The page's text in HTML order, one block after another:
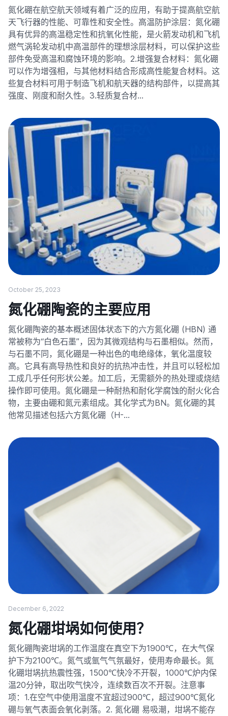
氮化硼在航空航天领域有着广泛的应用，有助于提高航空航
天飞行器的性能、可靠性和安全性。高温防护涂层：氮化硼
具有优异的高温稳定性和抗氧化性能，是火箭发动机和飞机
燃气涡轮发动机中高温部件的理想涂层材料，可以保护这些
部件免受高温和腐蚀环境的影响。2.增强复合材料：氮化硼
可以作为增强相，与其他材料结合形成高性能复合材料。这
些复合材料可用于制造飞机和航天器的结构部件，以提高其
强度、刚度和耐久性。3.轻质复合材…
October 25, 2023
氮化硼陶瓷的主要应用
氮化硼陶瓷的基本概述固体状态下的六方氮化硼 (HBN) 通
常被称为“白色石墨”，因为其微观结构与石墨相似。然而，
与石墨不同，氮化硼是一种出色的电绝缘体，氧化温度较
高。它具有高导热性和良好的抗热冲击性，并且可以轻松加
工成几乎任何形状公差。加工后，无需额外的热处理或烧结
操作即可使用。氮化硼是一种耐热和耐化学腐蚀的耐火化合
物，主要由硼和氮元素组成。其化学式为BN。氮化硼的其
他常见描述包括六方氮化硼（H-…
December 6, 2022
氮化硼坩埚如何使用？
氮化硼陶瓷坩埚的工作温度在真空下为1900℃，在大气保
护下为2100℃。氮气或氩气气氛最好，使用寿命最长。氮
化硼坩埚抗热震性强，1500℃快冷不开裂，1000℃炉内保
温20分钟，取出吹气快冷，连续数百次不开裂。注意事
项：1.在空气中使用温度不宜超过900℃，超过900℃氮化
硼与氧气表面会氧化剥落。2. 氮化硼 易吸潮，坩埚不能存